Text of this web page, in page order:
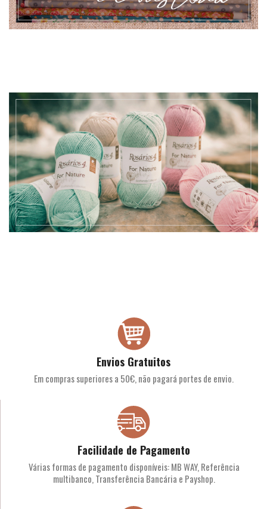
Envios Gratuitos
Em compras superiores a 50€, não pagará portes de envio.
Facilidade de Pagamento
Várias formas de pagamento disponíveis: MB WAY, Referência
multibanco, Transferência Bancária e Payshop.